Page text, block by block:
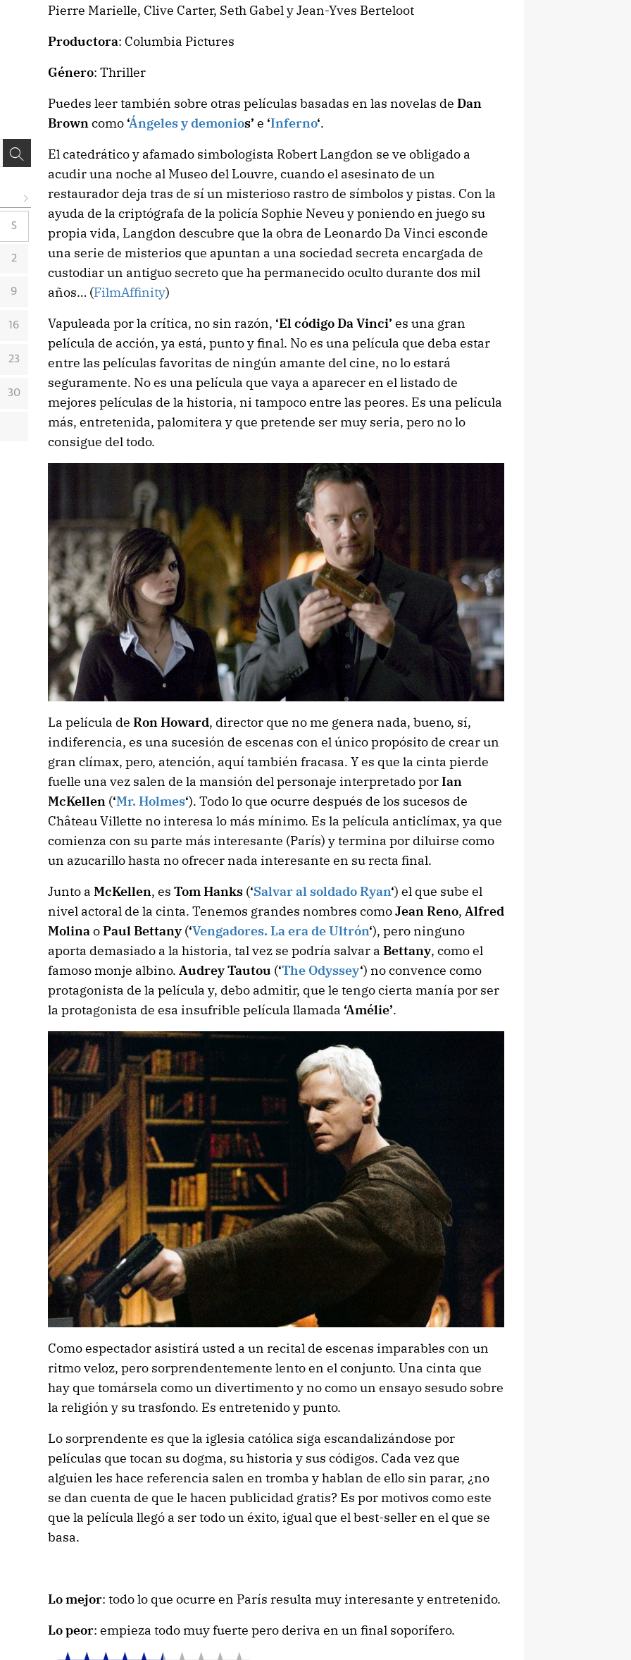
Pierre Marielle, Clive Carter, Seth Gabel y Jean-Yves Berteloot
Productora: Columbia Pictures
Género: Thriller
Puedes leer también sobre otras películas basadas en las novelas de Dan
Brown como ‘Ángeles y demonios’ e ‘Inferno‘.
El catedrático y afamado simbologista Robert Langdon se ve obligado a
acudir una noche al Museo del Louvre, cuando el asesinato de un
restaurador deja tras de sí un misterioso rastro de símbolos y pistas. Con la
ayuda de la criptógrafa de la policía Sophie Neveu y poniendo en juego su
propia vida, Langdon descubre que la obra de Leonardo Da Vinci esconde
una serie de misterios que apuntan a una sociedad secreta encargada de
custodiar un antiguo secreto que ha permanecido oculto durante dos mil
años… (FilmAffinity)
Vapuleada por la crítica, no sin razón, ‘El código Da Vinci’ es una gran
película de acción, ya está, punto y final. No es una película que deba estar
entre las películas favoritas de ningún amante del cine, no lo estará
seguramente. No es una película que vaya a aparecer en el listado de
mejores películas de la historia, ni tampoco entre las peores. Es una película
más, entretenida, palomitera y que pretende ser muy seria, pero no lo
consigue del todo.
La película de Ron Howard, director que no me genera nada, bueno, sí,
indiferencia, es una sucesión de escenas con el único propósito de crear un
gran clímax, pero, atención, aquí también fracasa. Y es que la cinta pierde
fuelle una vez salen de la mansión del personaje interpretado porIan
McKellen(‘Mr. Holmes‘). Todo lo que ocurre después de los sucesos de
Château Villette no interesa lo más mínimo. Es la película anticlímax, ya que
comienza con su parte más interesante (París) y termina por diluirse como
un azucarillo hasta no ofrecer nada interesante en su recta final.
Junto a McKellen, es Tom Hanks(‘Salvar al soldado Ryan‘) el que sube el
nivel actoral de la cinta. Tenemos grandes nombres comoJean Reno, Alfred
MolinaoPaul Bettany(‘Vengadores. La era de Ultrón‘), pero ninguno
aporta demasiado a la historia, tal vez se podría salvar a Bettany, como el
famoso monje albino. Audrey Tautou (‘The Odyssey‘) no convence como
protagonista de la película y, debo admitir, que le tengo cierta manía por ser
la protagonista de esa insufrible película llamada ‘Amélie’.
Como espectador asistirá usted a un recital de escenas imparables con un
ritmo veloz, pero sorprendentemente lento en el conjunto. Una cinta que
hay que tomársela como un divertimento y no como un ensayo sesudo sobre
la religión y su trasfondo. Es entretenido y punto.
Lo sorprendente es que la iglesia católica siga escandalizándose por
películas que tocan su dogma, su historia y sus códigos. Cada vez que
alguien les hace referencia salen en tromba y hablan de ello sin parar, ¿no
se dan cuenta de que le hacen publicidad gratis? Es por motivos como este
que la película llegó a ser todo un éxito, igual que el best-seller en el que se
basa.
Lo mejor: todo lo que ocurre en París resulta muy interesante y entretenido.
Lo peor: empieza todo muy fuerte pero deriva en un final soporífero.
S
2
9
16
23
30